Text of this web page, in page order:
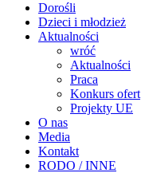
Dorośli
Dzieci i młodzież
Aktualności
wróć
Aktualności
Praca
Konkurs ofert
Projekty UE
O nas
Media
Kontakt
RODO / INNE